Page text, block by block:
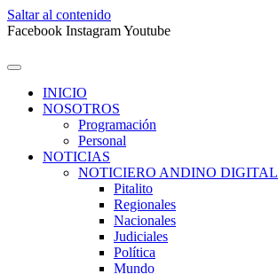
Saltar al contenido
Facebook InstagramYoutube
INICIO
NOSOTROS
Programación
Personal
NOTICIAS
NOTICIERO ANDINO DIGITAL
Pitalito
Regionales
Nacionales
Judiciales
Política
Mundo